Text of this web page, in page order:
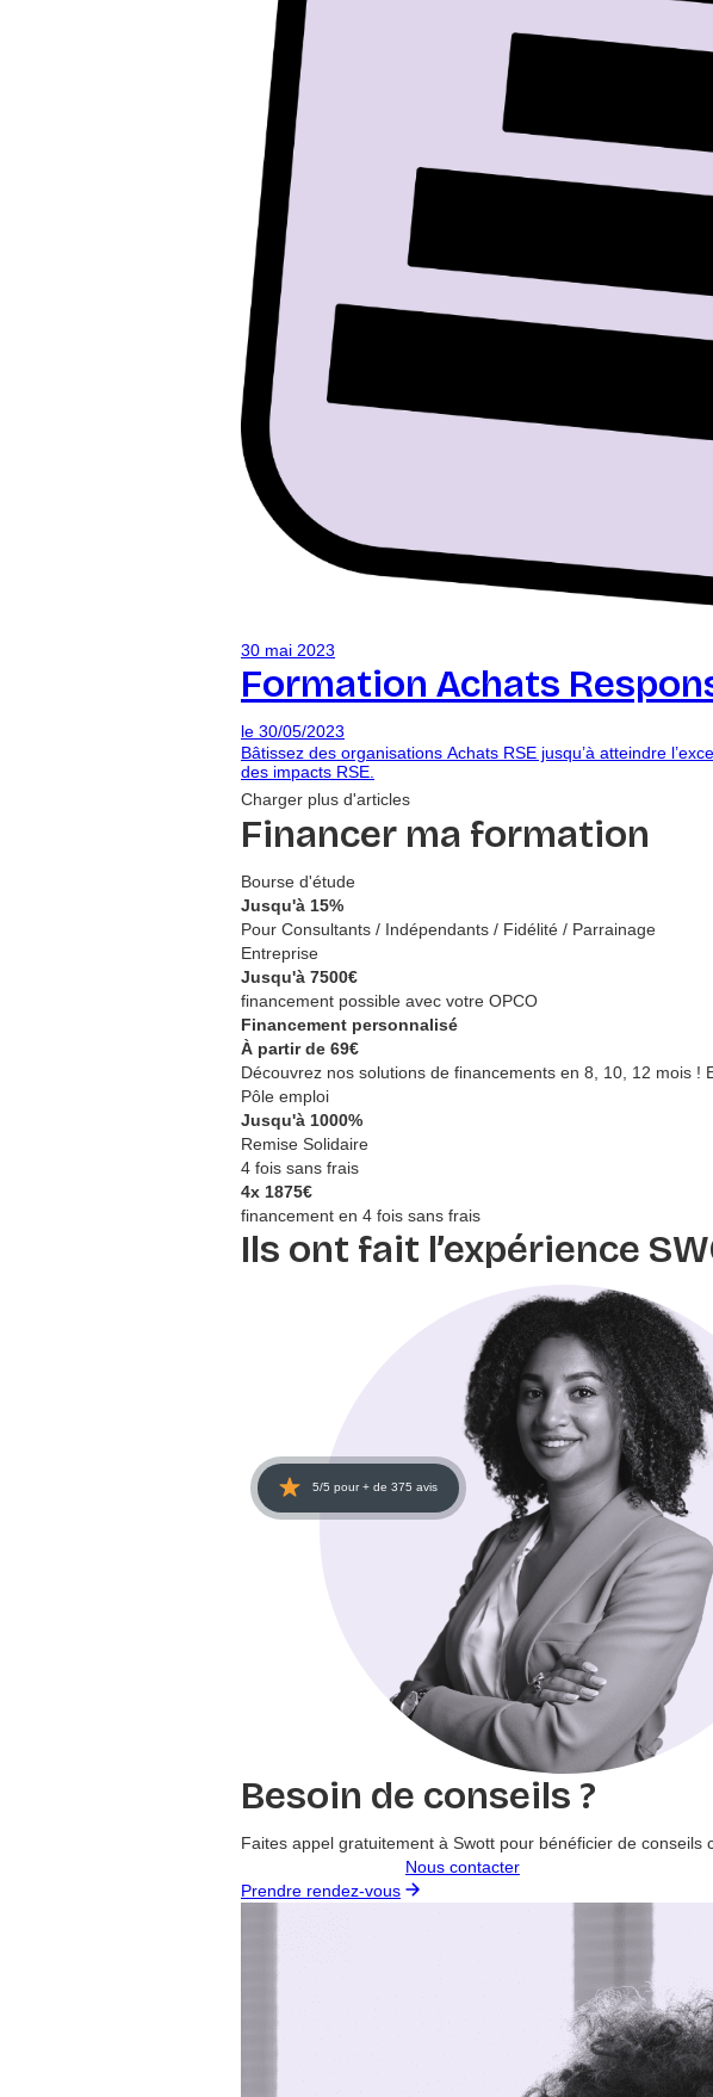
30 mai 2023
Formation Achats
le 30/05/2023
Bâtissez des organisations Achats RSE jusqu’à atteindre
des impacts RSE.
Charger plus d'articles
Financer ma formation
Bourse d'étude
Jusqu'à 15%
Pour Consultants / Indépendants / Fidélité / Parrainage
Entreprise
Jusqu'à 7500€
financement possible avec votre OPCO
Financement personnalisé
À partir de 69€
Découvrez nos solutions de financements en 8, 10, 12 mois !
Pôle emploi
Jusqu'à 1000%
Remise Solidaire
4 fois sans frais
4x 1875€
financement en 4 fois sans frais
Ils ont fait l’expérience
5/5 pour + de 375 avis
Besoin de conseils ?
Faites appel gratuitement à Swott pour bénéficier de
Prendre rendez-vous
Nous contacter